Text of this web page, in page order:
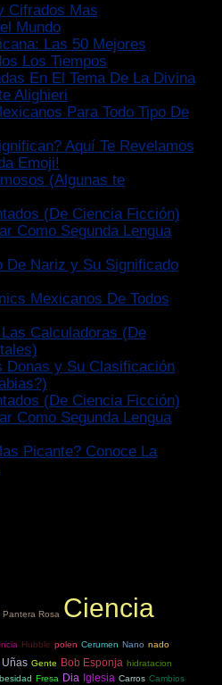
Cifrados Mas
Mundo
Las 50 Mejores
Los Tiempos
En El Tema De La Divina
Alighieri
Para Todo Tipo De
Aquí Te Revelamos
Emoji!
(Algunas te
(De Ciencia Ficción)
Como Segunda Lengua
De Nariz y Su Significado
Mexicanos De Todos
Calculadoras (De
Donas y Su Clasificación
(De Ciencia Ficción)
Como Segunda Lengua
Picante? Conoce La
Pantera Rosa Ciencia
Hubble polen Cerumen Nano nado
Uñas Gente Bob Esponja hidratacion
Fresa Dia Iglesia Carros Cambios